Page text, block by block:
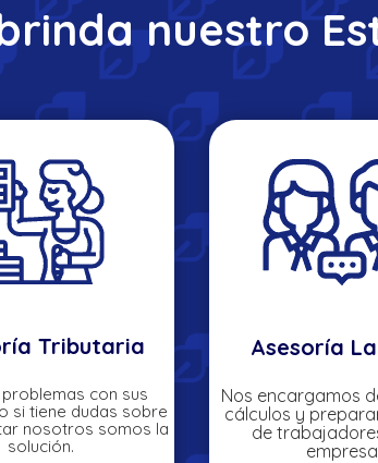
nuestro
Tributaria
problemas con sus
si tiene dudas sobre
nosotros somos la
solución.
Asesoría
Nos encargamos
cálculos y
de
empresa